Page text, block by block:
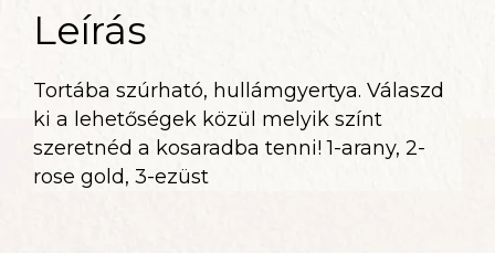
Leírás
Tortába szúrható, hullámgyertya. Válaszd
ki a lehetőségek közül melyik színt
szeretnéd a kosaradba tenni! 1-arany, 2-
rose gold, 3-ezüst